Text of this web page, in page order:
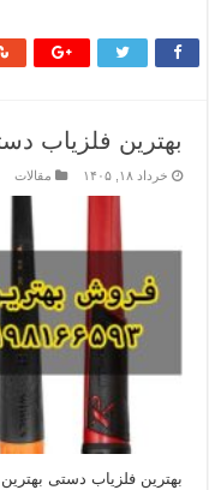
بهترین فلزیاب
خرداد ۱۸, ۱۴۰۵ مقالات
بهترین فلزیاب دستی